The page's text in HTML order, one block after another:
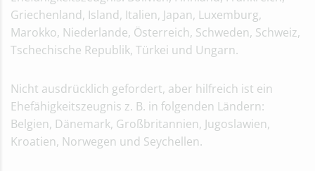
Griechenland, Island, Italien, Japan, Luxemburg,
Marokko, Niederlande, Österreich, Schweden, Schweiz,
Tschechische Republik, Türkei und Ungarn.
Nicht ausdrücklich gefordert, aber hilfreich ist ein
Ehefähigkeitszeugnis z. B. in folgenden Ländern:
Belgien, Dänemark, Großbritannien, Jugoslawien,
Kroatien, Norwegen und Seychellen.